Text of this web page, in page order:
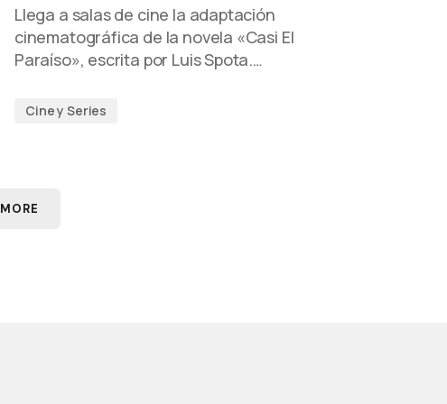
Llega a salas de cine la adaptación
cinematográfica de la novela «Casi El
Paraíso», escrita por Luis Spota.…
Cine y Series